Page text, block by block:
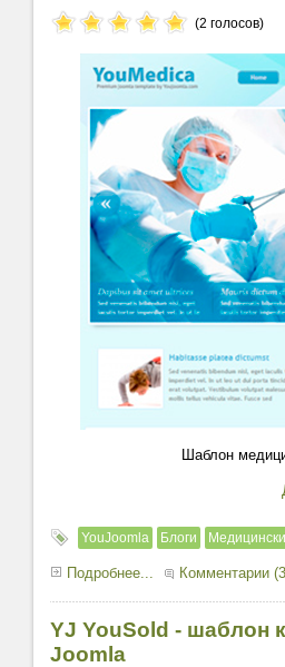
(2 голосов)
Шаблон
YouJoomla Блоги
Подробнее... Комментарии
YJ YouSold - шаблон
Joomla